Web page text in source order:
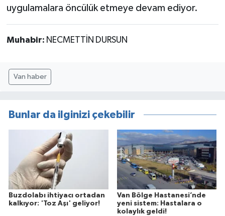
uygulamalara öncülük etmeye devam ediyor.
Muhabir: NECMETTİN DURSUN
Van haber
Bunlar da ilginizi çekebilir
Buzdolabı ihtiyacı ortadan
kalkıyor: 'Toz Aşı' geliyor!
Van Bölge Hastanesi’nde
yeni sistem: Hastalara o
kolaylık geldi!